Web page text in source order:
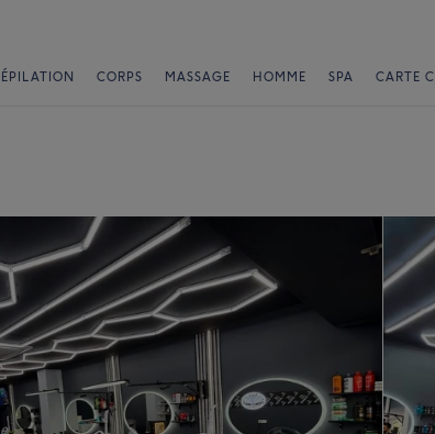
ÉPILATION CORPS MASSAGE HOMME SPA CARTE